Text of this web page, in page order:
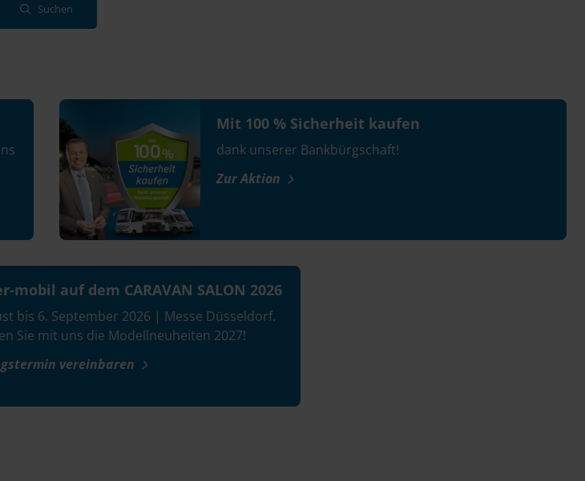
Suchen
Mit 100 % Sicherheit kaufen
dank unserer Bankbürgschaft!
Zur Aktion
mobil auf dem CARAVAN SALON 2026
bis 6. September 2026 | Messe Düsseldorf.
Sie mit uns die Modellneuheiten 2027!
vereinbaren